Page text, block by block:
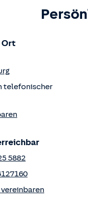
Ort
telefonischer
5882